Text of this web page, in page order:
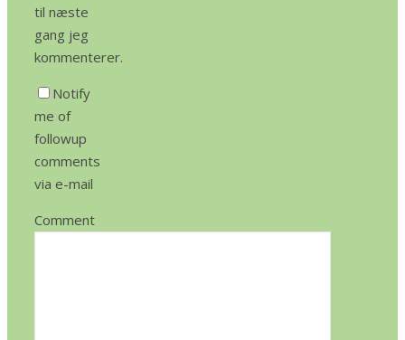
til næste
gang jeg
kommenterer.
Notify
me of
followup
comments
via e-mail
Comment